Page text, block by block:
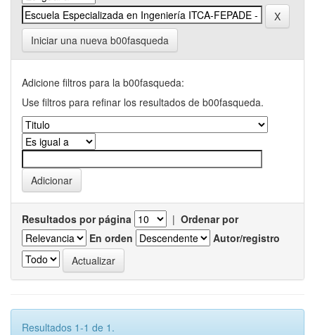
Iniciar una nueva b00fasqueda
Adicione filtros para la b00fasqueda:
Use filtros para refinar los resultados de b00fasqueda.
Resultados por página | Ordenar por
En orden
Autor/registro
Resultados 1-1 de 1.